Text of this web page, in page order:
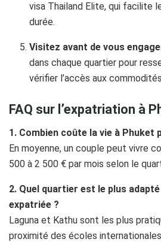
visa Thailand Elite, qui facilite
durée.
Visitez avant de vous
dans chaque quartier pour
vérifier l’accès aux
FAQ sur l’expatriation à
1. Combien coûte la vie à Phuket
En moyenne, un couple peut vivre
500 à 2 500 € par mois selon le
2. Quel quartier est le plus
expatriée ?
Laguna et Kathu sont les plus
proximité des écoles